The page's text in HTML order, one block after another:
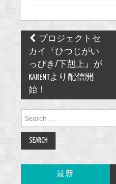
Post
navigation
プロジェクトセ
カイ『ひつじがい
っぴき/下剋上』が
KARENTより配信開
始！
Search
for:
最新